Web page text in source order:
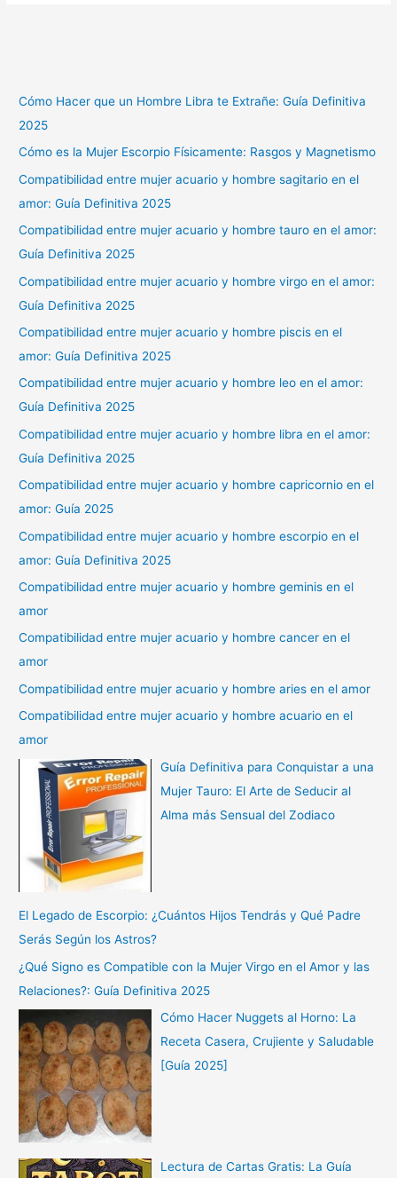
Cómo Hacer que un Hombre Libra te Extrañe: Guía Definitiva
2025
Cómo es la Mujer Escorpio Físicamente: Rasgos y Magnetismo
Compatibilidad entre mujer acuario y hombre sagitario en el
amor: Guía Definitiva 2025
Compatibilidad entre mujer acuario y hombre tauro en el amor:
Guía Definitiva 2025
Compatibilidad entre mujer acuario y hombre virgo en el amor:
Guía Definitiva 2025
Compatibilidad entre mujer acuario y hombre piscis en el
amor: Guía Definitiva 2025
Compatibilidad entre mujer acuario y hombre leo en el amor:
Guía Definitiva 2025
Compatibilidad entre mujer acuario y hombre libra en el amor:
Guía Definitiva 2025
Compatibilidad entre mujer acuario y hombre capricornio en el
amor: Guía 2025
Compatibilidad entre mujer acuario y hombre escorpio en el
amor: Guía Definitiva 2025
Compatibilidad entre mujer acuario y hombre geminis en el
amor
Compatibilidad entre mujer acuario y hombre cancer en el
amor
Compatibilidad entre mujer acuario y hombre aries en el amor
Compatibilidad entre mujer acuario y hombre acuario en el
amor
Guía Definitiva para Conquistar a una
Mujer Tauro: El Arte de Seducir al
Alma más Sensual del Zodiaco
El Legado de Escorpio: ¿Cuántos Hijos Tendrás y Qué Padre
Serás Según los Astros?
¿Qué Signo es Compatible con la Mujer Virgo en el Amor y las
Relaciones?: Guía Definitiva 2025
Cómo Hacer Nuggets al Horno: La
Receta Casera, Crujiente y Saludable
[Guía 2025]
Lectura de Cartas Gratis: La Guía